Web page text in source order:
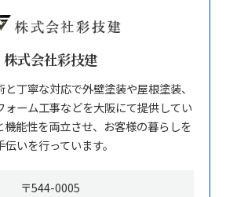
株式会社彩技建
丁寧な対応で外壁塗装や屋根塗装、
ォーム工事などを大阪にて提供してい
機能性を両立させ、お客様の暮らしを
いを行っています。
〒544-0005